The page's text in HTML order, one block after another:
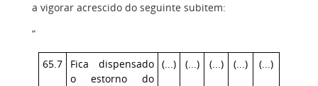
a vigorar acrescido do seguinte subitem:
“
65.7
Fica dispensado
o estorno do
(...) (...) (...) (...) (...)